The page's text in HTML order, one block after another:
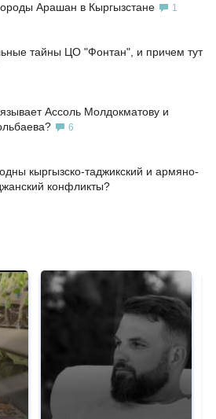
Арашан в Кыргызстане
1
тайны ЦО "Фонтан", и причем тут
Ассоль Молдокматову и
6
кыргызско-таджикский и армяно-
конфликты?